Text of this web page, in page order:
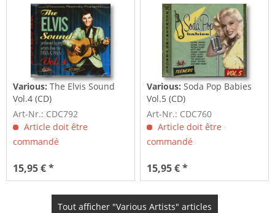
Various: The Elvis Sound
Vol.4 (CD)
Art-Nr.: CDC792
Article doit être
commandé
15,95 € *
Various: Soda Pop Babies
Vol.5 (CD)
Art-Nr.: CDC760
Article doit être
commandé
15,95 € *
Tout afficher "Various Artists" articles